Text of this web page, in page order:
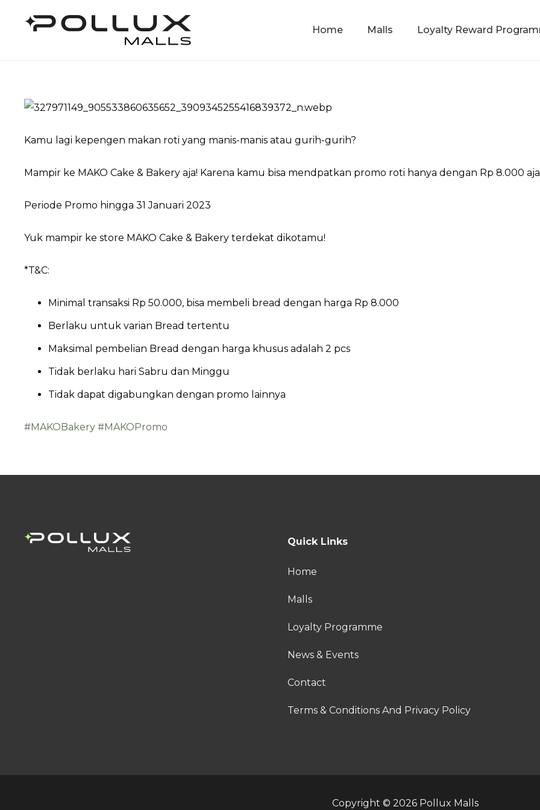
Home Malls Loyalty Reward
Kamu lagi kepengen makan roti yang manis-manis atau gurih-gurih?
Mampir ke MAKO Cake & Bakery aja! Karena kamu bisa mendpatkan promo roti hanya dengan Rp 8.000
Periode Promo hingga 31 Januari 2023
Yuk mampir ke store MAKO Cake & Bakery terdekat dikotamu!
*T&C:
Minimal transaksi Rp 50.000, bisa membeli bread dengan harga Rp 8.000
Berlaku untuk varian Bread tertentu
Maksimal pembelian Bread dengan harga khusus adalah 2 pcs
Tidak berlaku hari Sabru dan Minggu
Tidak dapat digabungkan dengan promo lainnya
#MAKOBakery #MAKOPromo
Quick Links
Home
Malls
Loyalty Programme
News & Events
Contact
Terms & Conditions And Privacy Policy
Copyright © 2026 Pollux Malls